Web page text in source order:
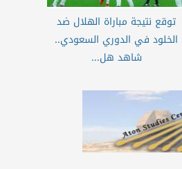
توقع نتيجة مباراة الهلال ضد
الخلود في الدوري السعودي..
شاهد هل...